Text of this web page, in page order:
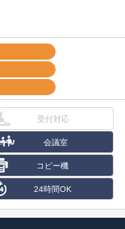
受付対応
会議室
コピー機
24時間OK